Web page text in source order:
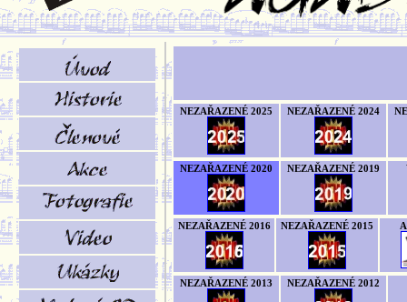
NEZAŘAZENÉ 2025 NEZAŘAZENÉ 2024
NEZAŘAZENÉ 2020 NEZAŘAZENÉ 2019
NEZAŘAZENÉ 2016 NEZAŘAZENÉ 2015
NEZAŘAZENÉ 2013 NEZAŘAZENÉ 2012